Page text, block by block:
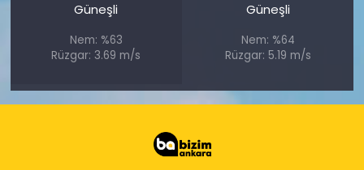
Güneşli
Nem: %63
Rüzgar: 3.69 m/s
Güneşli
Nem: %64
Rüzgar: 5.19 m/s